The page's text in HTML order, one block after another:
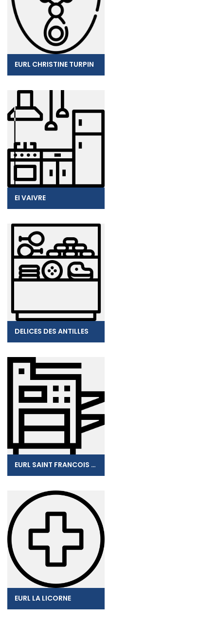
EURL CHRISTINE TURPIN
EI VAIVRE
DELICES DES ANTILLES
EURL SAINT FRANCOIS PUBLICITE
EURL LA LICORNE